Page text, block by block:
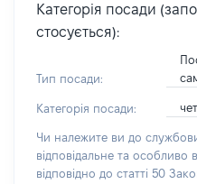
Категорія посади
стосується):
Тип посади:
Категорія посади:
Чи належите ви до
відповідальне та особливо
відповідно до статті 50